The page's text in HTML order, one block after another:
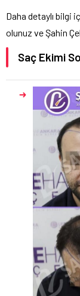
Daha detaylı bilgi
olunuz ve Şahin
Saç Ekimi